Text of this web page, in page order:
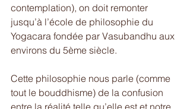
contemplation), on doit remonter
jusqu’à l’école de philosophie du
Yogacara fondée par Vasubandhu aux
environs du 5ème siècle.
Cette philosophie nous parle (comme
tout le bouddhisme) de la confusion
entre la réalité telle qu’elle est et notre